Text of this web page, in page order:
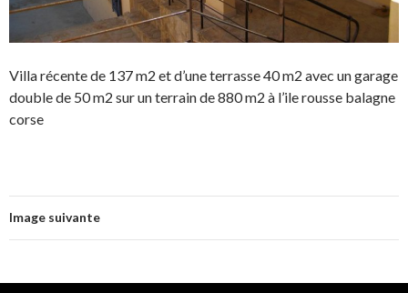
Villa récente de 137 m2 et d’une terrasse 40 m2 avec un garage
double de 50 m2 sur un terrain de 880 m2 à l’ile rousse balagne
corse
Image suivante